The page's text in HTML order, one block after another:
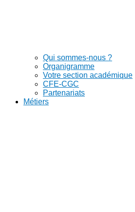
Qui sommes-nous ?
Organigramme
Votre section académique
CFE-CGC
Partenariats
Métiers